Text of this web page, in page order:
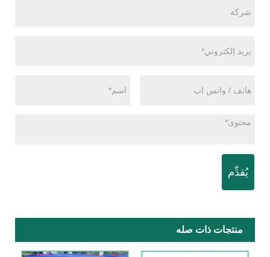
يُقدِّم
منتجات ذات صله